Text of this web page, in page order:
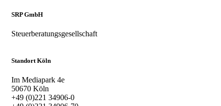
SRP GmbH
Steuerberatungsgesellschaft
Standort Köln
Im Mediapark 4e
50670 Köln
+49 (0)221 34906-0